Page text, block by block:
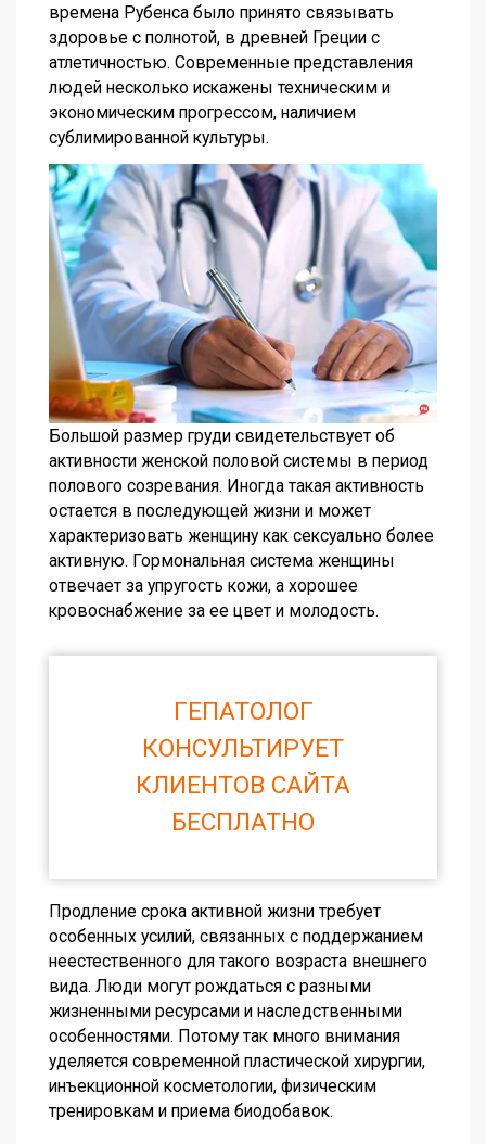
времена Рубенса было принято связывать
здоровье с полнотой, в древней Греции с
атлетичностью. Современные представления
людей несколько искажены техническим и
экономическим прогрессом, наличием
сублимированной культуры.
Большой размер груди свидетельствует об
активности женской половой системы в период
полового созревания. Иногда такая активность
остается в последующей жизни и может
характеризовать женщину как сексуально более
активную. Гормональная система женщины
отвечает за упругость кожи, а хорошее
кровоснабжение за ее цвет и молодость.
ГЕПАТОЛОГ
КОНСУЛЬТИРУЕТ
КЛИЕНТОВ САЙТА
БЕСПЛАТНО
Продление срока активной жизни требует
особенных усилий, связанных с поддержанием
неестественного для такого возраста внешнего
вида. Люди могут рождаться с разными
жизненными ресурсами и наследственными
особенностями. Потому так много внимания
уделяется современной пластической хирургии,
инъекционной косметологии, физическим
тренировкам и приема биодобавок.